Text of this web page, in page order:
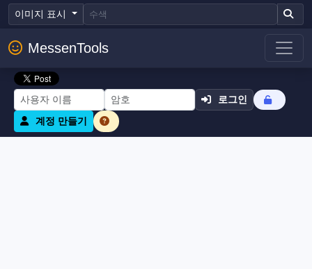
이미지 표시
MessenTools
로그인
계정 만들기